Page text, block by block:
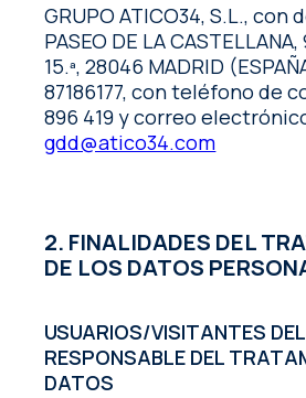
GRUPO ATICO34, S.L., con
PASEO DE LA
15.ª, 28046 MADRID
87186177, con teléfono de
896 419 y correo
gdd@atico34.com
2. FINALIDADES DEL
DE LOS DATOS
USUARIOS/VISITANTES
RESPONSABLE DEL
DATOS